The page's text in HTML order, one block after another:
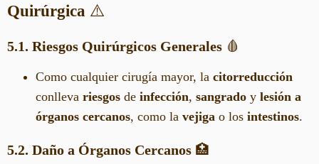
Quirúrgica ⚠️
5.1. Riesgos Quirúrgicos Generales 🩸
Como cualquier cirugía mayor, la citorreducción
conlleva riesgos de infección, sangrado y lesión a
órganos cercanos, como la vejiga o los intestinos.
5.2. Daño a Órganos Cercanos 🏥